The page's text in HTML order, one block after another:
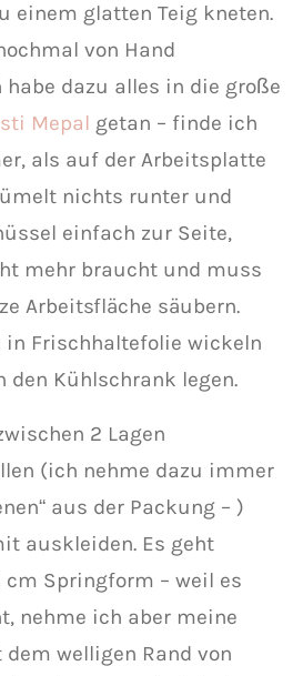
einem glatten Teig kneten.
von Hand
dazu alles in die große
Mepal getan – finde ich
als auf der Arbeitsplatte
nichts runter und
einfach zur Seite,
mehr braucht und muss
Arbeitsfläche säubern.
in Frischhaltefolie wickeln
den Kühlschrank legen.
2 Lagen
(ich nehme dazu immer
aus der Packung – )
auskleiden. Es geht
Springform – weil es
nehme ich aber meine
welligen Rand von